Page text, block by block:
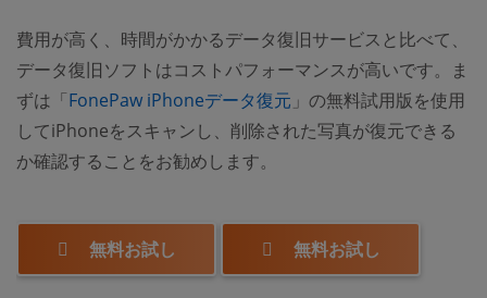
費用が高く、時間がかかるデータ復旧サービスと比べて、
データ復旧ソフトはコストパフォーマンスが高いです。ま
ずは「FonePaw iPhoneデータ復元 」の無料試用版を使用
してiPhoneをスキャンし、削除された写真が復元できる
か確認することをお勧めします。
無料お試し 無料お試し